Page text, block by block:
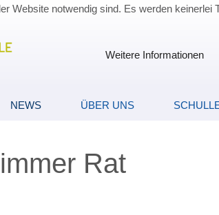
NEWS ÜBER UNS
Rat
Website notwendig sind. Es werden keinerlei
Weitere Informationen